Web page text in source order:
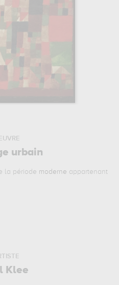
urbain
la période moderne appartenant
Klee